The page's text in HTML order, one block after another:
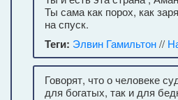
Ты сама как порох, как
на спуск.
Теги: Элвин Гамильтон//
Говорят, что о человеке
для богатых, так и для